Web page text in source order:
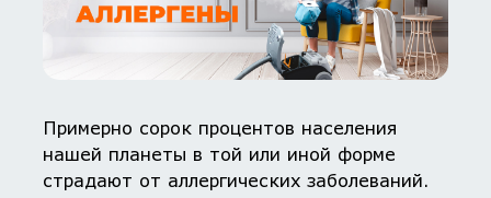
Примерно сорок процентов населения
нашей планеты в той или иной форме
страдают от аллергических заболеваний.